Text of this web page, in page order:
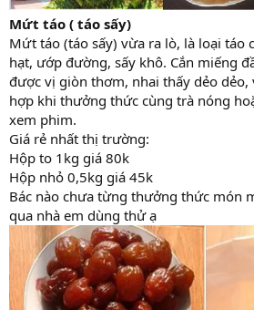
Mứt táo ( táo sấy)
Mứt táo (táo sấy) vừa ra lò, là loại táo
hạt, ướp đường, sấy khô. Cắn miếng
được vị giòn thơm, nhai thấy dẻo dẻo,
hợp khi thưởng thức cùng trà nóng
xem phim.
Giá rẻ nhất thị trường:
Hộp to 1kg giá 80k
Hộp nhỏ 0,5kg giá 45k
Bác nào chưa từng thưởng thức món
qua nhà em dùng thử ạ